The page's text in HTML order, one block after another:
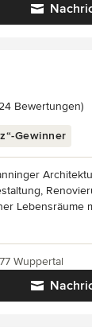
5
Bewertungen)
Gewinner
Lebensräume
Wuppertal